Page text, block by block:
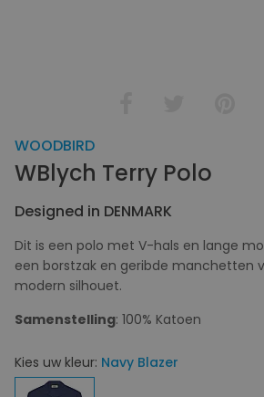
WOODBIRD
WBlych Terry Polo
Designed in DENMARK
Dit is een polo met V-hals en lange
een borstzak en geribde manchetten
modern silhouet.
Samenstelling: 100% Katoen
Kies uw kleur: Navy Blazer